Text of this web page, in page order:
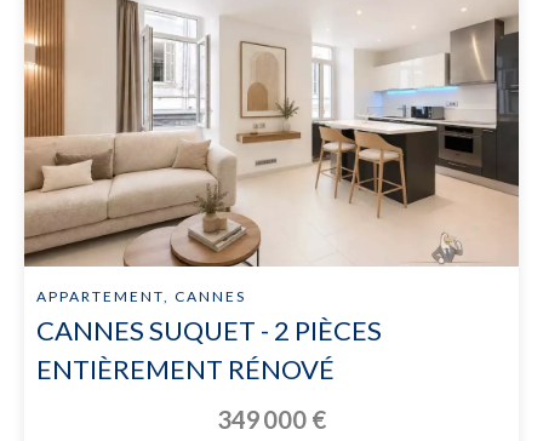
APPARTEMENT, CANNES
CANNES SUQUET - 2 PIÈCES
ENTIÈREMENT RÉNOVÉ
349 000 €